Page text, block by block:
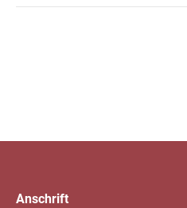
Anschrift